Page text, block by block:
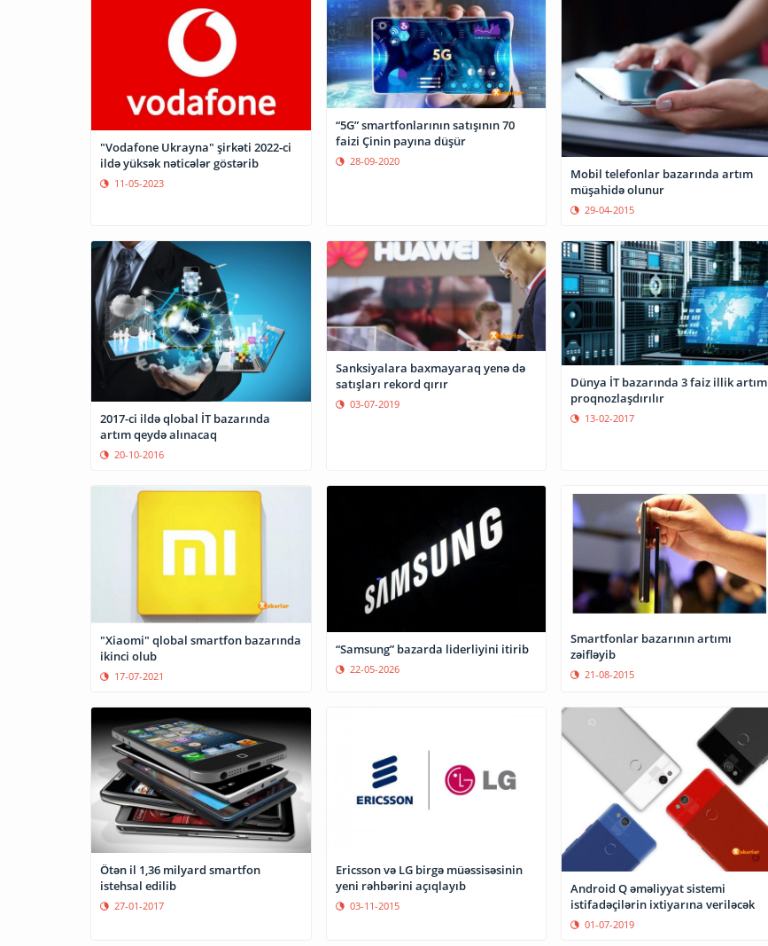
"Vodafone Ukrayna" şirkəti 2022-ci
ildə yüksək nəticələr göstərib
11-05-2023
“5G” smartfonlarının satışının 70
faizi Çinin payına düşür
28-09-2020
Mobil telefonlar bazarında artım
müşahidə olunur
29-04-2015
2017-ci ildə qlobal İT bazarında
artım qeydə alınacaq
20-10-2016
Sanksiyalara baxmayaraq yenə də
satışları rekord qırır
03-07-2019
Dünya İT bazarında 3 faiz illik artım
proqnozlaşdırılır
13-02-2017
"Xiaomi" qlobal smartfon bazarında
ikinci olub
17-07-2021
“Samsung” bazarda liderliyini itirib
22-05-2026
Smartfonlar bazarının artımı
zəifləyib
21-08-2015
Ötən il 1,36 milyard smartfon
istehsal edilib
27-01-2017
Ericsson və LG birgə müəssisəsinin
yeni rəhbərini açıqlayıb
03-11-2015
Android Q əməliyyat sistemi
istifadəçilərin ixtiyarına veriləcək
01-07-2019